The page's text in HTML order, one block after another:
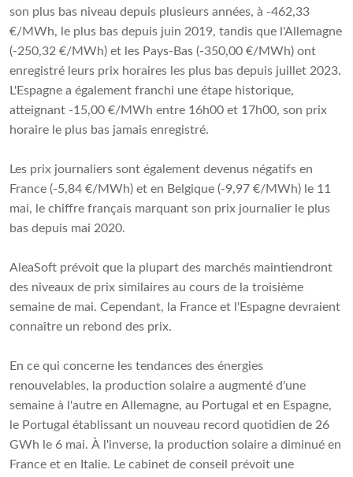
son plus bas niveau depuis plusieurs années, à -462,33
€/MWh, le plus bas depuis juin 2019, tandis que l'Allemagne
(-250,32 €/MWh) et les Pays-Bas (-350,00 €/MWh) ont
enregistré leurs prix horaires les plus bas depuis juillet 2023.
L'Espagne a également franchi une étape historique,
atteignant -15,00 €/MWh entre 16h00 et 17h00, son prix
horaire le plus bas jamais enregistré.
Les prix journaliers sont également devenus négatifs en
France (-5,84 €/MWh) et en Belgique (-9,97 €/MWh) le 11
mai, le chiffre français marquant son prix journalier le plus
bas depuis mai 2020.
AleaSoft prévoit que la plupart des marchés maintiendront
des niveaux de prix similaires au cours de la troisième
semaine de mai. Cependant, la France et l'Espagne devraient
connaître un rebond des prix.
En ce qui concerne les tendances des énergies
renouvelables, la production solaire a augmenté d'une
semaine à l'autre en Allemagne, au Portugal et en Espagne,
le Portugal établissant un nouveau record quotidien de 26
GWh le 6 mai. À l'inverse, la production solaire a diminué en
France et en Italie. Le cabinet de conseil prévoit une